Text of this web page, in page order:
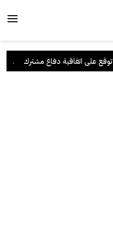
على اتفاقية دفاع مشترك